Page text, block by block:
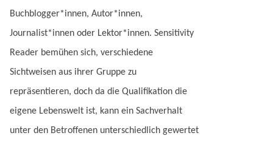
Buchblogger*innen, Autor*innen,
Journalist*innen oder Lektor*innen. Sensitivity
Reader bemühen sich, verschiedene
Sichtweisen aus ihrer Gruppe zu
repräsentieren, doch da die Qualifikation die
eigene Lebenswelt ist, kann ein Sachverhalt
unter den Betroffenen unterschiedlich gewertet